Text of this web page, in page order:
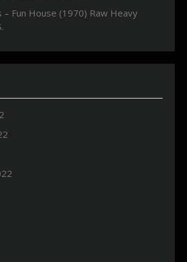
– Fun House (1970) Raw Heavy